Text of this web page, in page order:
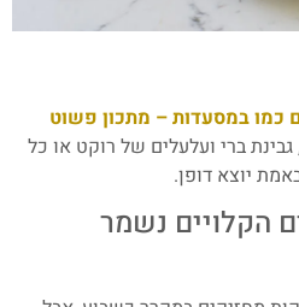
כמו במסעדות – מתכון פשוט
ברי ועלעלים של רוקט או כל
יוצא דופן.
הקלויים נשמר